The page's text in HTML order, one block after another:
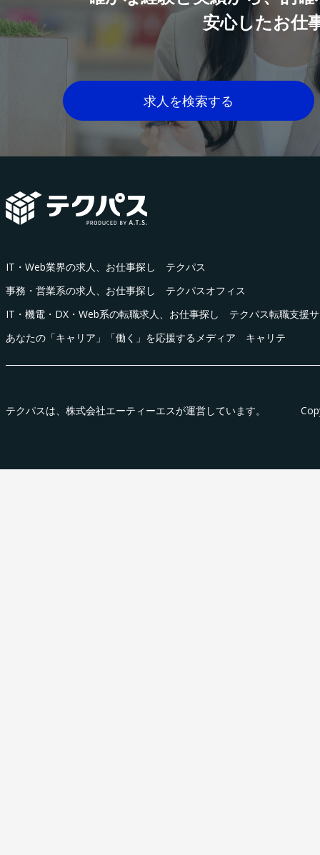
安心したお仕
求人を検索する
IT・Web業界の求人、お仕事探し テクパス
事務・営業系の求人、お仕事探し テクパスオフィス
IT・機電・DX・Web系の転職求人、お仕事探し テクパス転職支援
あなたの「キャリア」「働く」を応援するメディア キャリテ
テクパスは、株式会社エーティーエスが運営しています。